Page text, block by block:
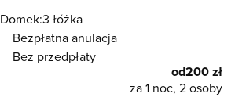
Domek:3 łóżka
Bezpłatna anulacja
Bez przedpłaty
od200 zł
za 1 noc, 2 osoby